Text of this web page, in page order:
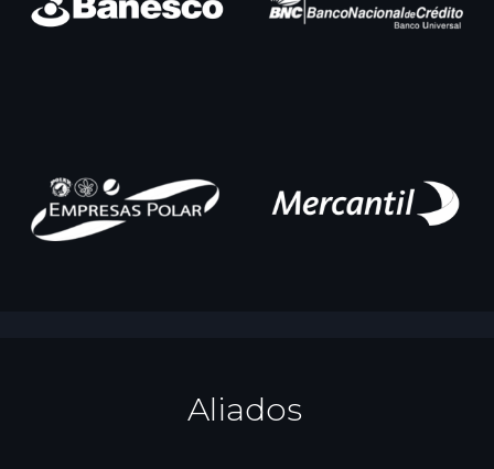
Aliados